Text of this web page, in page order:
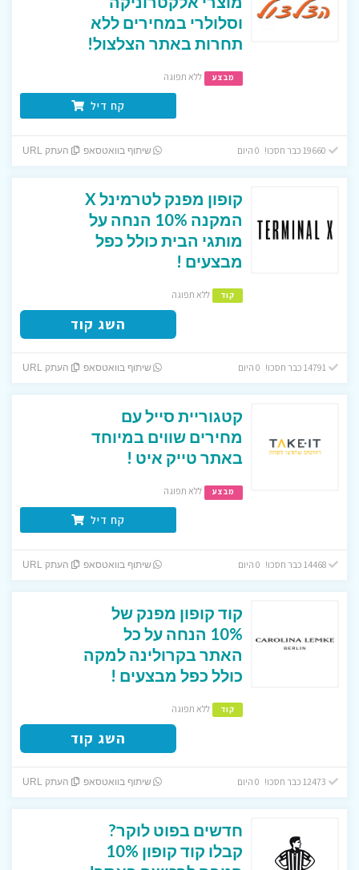
וסלולרי במחירים ללא
תחרות באתר הצלצול!
מבצע ללא תפוגה
קח דיל
שיתוף בוואטסאפ העתק URL
קופון מפנק לטרמינל X
המקנה 10% הנחה על
מותגי הבית כולל כפל
מבצעים !
קוד ללא תפוגה
השג קוד
שיתוף בוואטסאפ העתק URL
קטגוריית סייל עם
מחירים שווים במיוחד
באתר טייק איט !
מבצע ללא תפוגה
קח דיל
14468 כבר חסכו! 0 היום שיתוף בוואטסאפ העתק URL
קוד קופון מפנק של
10% הנחה על כל
האתר בקרולינה למקה
כולל כפל מבצעים !
קוד ללא תפוגה
השג קוד
שיתוף בוואטסאפ העתק URL
חדשים בפוט לוקר?
קבלו קוד קופון 10%